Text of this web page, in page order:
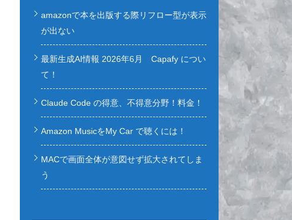
amazonで本を出版する際リフロー型が表示
が出ない
最新生成AI情報 2026年6月 Capafy につい
て！
Claude Code の得意、不得意分野！料金！
Amazon MusicをMy Car で聴くには！
MACで画面全体が意図せず拡大されてしま
う